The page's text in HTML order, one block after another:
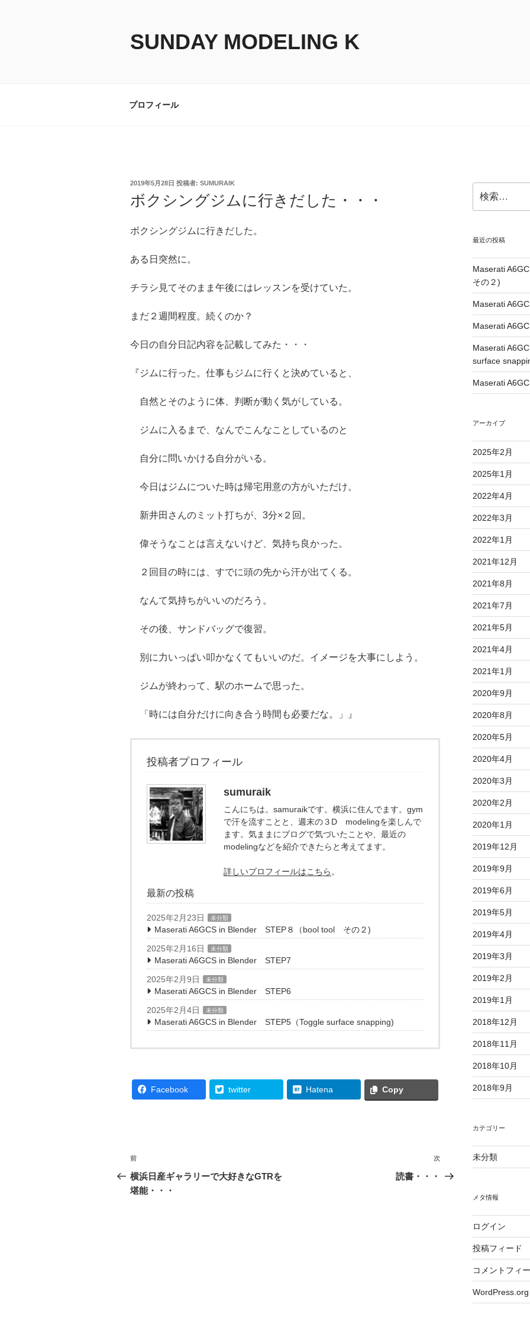
SUNDAY MODELING K
プロフィール
投
日:
2019年5月28日 投稿者: SUMURAIK
ボクシングジムに行きだした・・・
ボクシングジムに行きだした。
ある日突然に。
チラシ見てそのまま午後にはレッスンを受けていた。
まだ２週間程度。続くのか？
今日の自分日記内容を記載してみた・・・
『ジムに行った。仕事もジムに行くと決めていると、
自然とそのように体、判断が動く気がしている。
ジムに入るまで、なんでこんなことしているのと
自分に問いかける自分がいる。
今日はジムについた時は帰宅用意の方がいただけ。
新井田さんのミット打ちが、3分×２回。
偉そうなことは言えないけど、気持ち良かった。
２回目の時には、すでに頭の先から汗が出てくる。
なんて気持ちがいいのだろう。
その後、サンドバッグで復習。
別に力いっぱい叩かなくてもいいのだ。イメージを大事にしよう。
ジムが終わって、駅のホームで思った。
「時には自分だけに向き合う時間も必要だな。」』
投稿者プロフィール
sumuraik
こんにちは。samuraikです。横浜に住んでます。gym
で汗を流すことと、週末の３D modelingを楽しんで
ます。気ままにブログで気づいたことや、最近の
modelingなどを紹介できたらと考えてます。
詳しいプロフィールはこちら。
最新の投稿
2025年2月23日 未分類
Maserati A6GCS in Blender STEP８（bool tool その２)
2025年2月16日
未分類
Maserati A6GCS in Blender STEP7
2025年2月9日
未分類
Maserati A6GCS in Blender STEP6
2025年2月4日
未分類
Maserati A6GCS in Blender STEP5（Toggle surface snapping)
Facebook twitter Hatena Copy
投
稿
ナ
前
の
投
前
横浜日産ギャラリーで大好きなGTRを
堪能・・・
次
の
次
読書・・・
索:
最近の投稿
Maserati
その２)
Maserati
Maserati
Maserati
surface
Maserati
アーカイブ
2025年2月
2025年1月
2022年4月
2022年3月
2022年1月
2021年12月
2021年8月
2021年7月
2021年5月
2021年4月
2021年1月
2020年9月
2020年8月
2020年5月
2020年4月
2020年3月
2020年2月
2020年1月
2019年12月
2019年9月
2019年6月
2019年5月
2019年4月
2019年3月
2019年2月
2019年1月
2018年12月
2018年11月
2018年10月
2018年9月
カテゴリー
未分類
メタ情報
ログイン
投稿フィード
コメントフィ
WordPress.org